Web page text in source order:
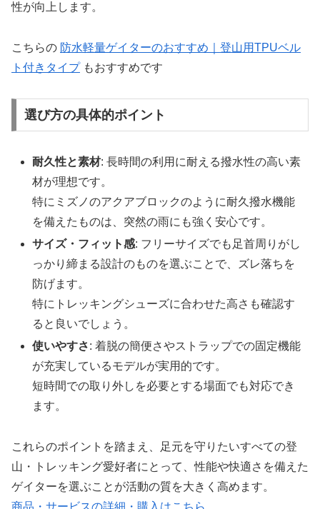
性が向上します。
こちらの 防水軽量ゲイターのおすすめ｜登山用TPUベル
ト付きタイプもおすすめです
選び方の具体的ポイント
耐久性と素材: 長時間の利用に耐える撥水性の高い素
材が理想です。
特にミズノのアクアブロックのように耐久撥水機能
を備えたものは、突然の雨にも強く安心です。
サイズ・フィット感: フリーサイズでも足首周りがし
っかり締まる設計のものを選ぶことで、ズレ落ちを
防げます。
特にトレッキングシューズに合わせた高さも確認す
ると良いでしょう。
使いやすさ: 着脱の簡便さやストラップでの固定機能
が充実しているモデルが実用的です。
短時間での取り外しを必要とする場面でも対応でき
ます。
これらのポイントを踏まえ、足元を守りたいすべての登
山・トレッキング愛好者にとって、性能や快適さを備えた
ゲイターを選ぶことが活動の質を大きく高めます。
商品・サービスの詳細・購入はこちら